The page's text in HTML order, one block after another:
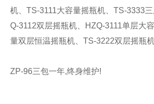
机、 TS-3111大容量摇瓶机、 TS-3333
Q-3112双层摇瓶机、 HZQ-3111单层大
量双层恒温摇瓶机、 TS-3222双层摇瓶机
ZP-96三包一年,终身维护!